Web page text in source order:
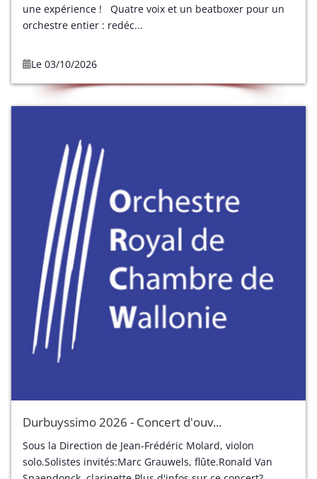
une expérience ! Quatre voix et un beatboxer pour un
orchestre entier : redéc...
Le 03/10/2026
Durbuyssimo 2026 - Concert d'ouv...
Sous la Direction de Jean-Frédéric Molard, violon
solo.Solistes invités:Marc Grauwels, flûte.Ronald Van